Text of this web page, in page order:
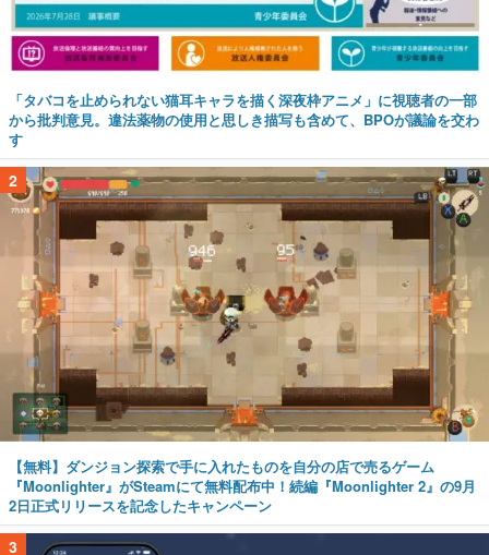
「タバコを止められない猫耳キャラを描く深夜枠アニメ」に視聴者の一部
から批判意見。違法薬物の使用と思しき描写も含めて、BPOが議論を交わ
す
2
【無料】ダンジョン探索で手に入れたものを自分の店で売るゲーム
『Moonlighter』がSteamにて無料配布中！続編『Moonlighter 2』の9月
2日正式リリースを記念したキャンペーン
3